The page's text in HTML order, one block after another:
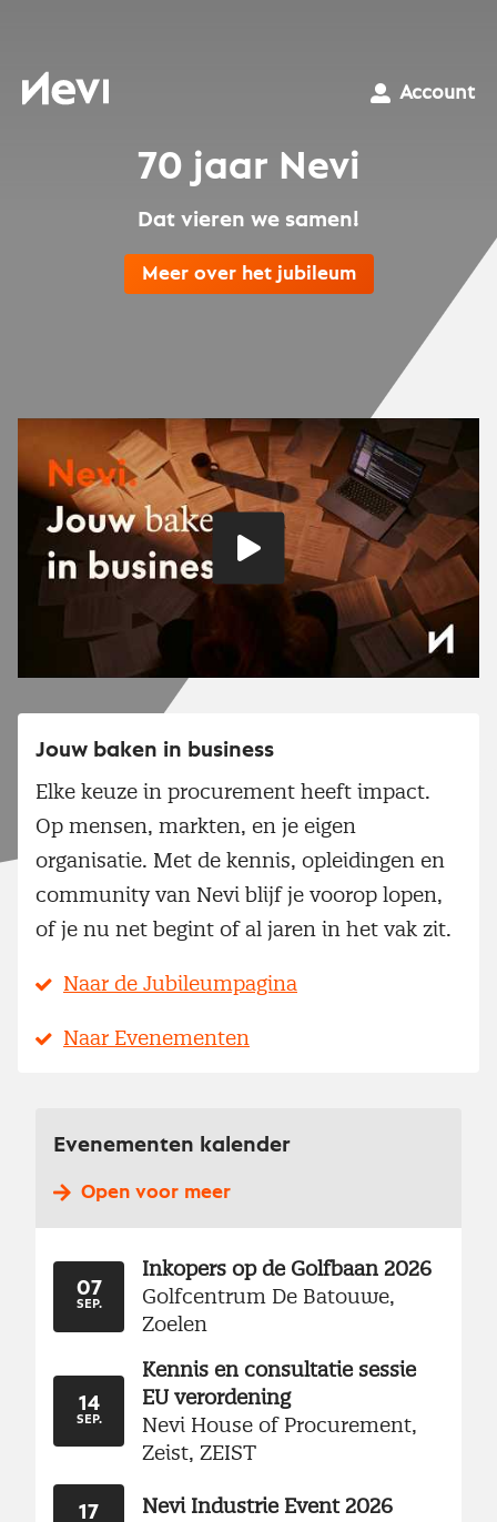
Nevi
Account
70 jaar Nevi
Dat vieren we samen!
Meer over het jubileum
Speel
video
Jouw baken in business
Elke keuze in procurement heeft impact.
Op mensen, markten, en je eigen
organisatie. Met de kennis, opleidingen en
community van Nevi blijf je voorop lopen,
of je nu net begint of al jaren in het vak zit.
Naar de Jubileumpagina
Naar Evenementen
Evenementen kalender
Open voor meer
07
SEP.
Inkopers op de Golfbaan 2026
Golfcentrum De Batouwe,
Zoelen
14
SEP.
Kennis en consultatie sessie
EU verordening
Nevi House of Procurement,
Zeist, ZEIST
17
Nevi Industrie Event 2026